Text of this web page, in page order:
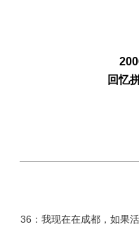
回忆
36：我现在在成都，如果活